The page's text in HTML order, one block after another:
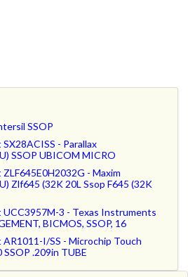
SSOP
- Parallax
SSOP UBICOM MICRO
- Maxim
Zlf645 (32K 20L Ssop F645 (32K
UCC3957M-3 - Texas Instruments
BICMOS, SSOP, 16
I/SS - Microchip Touch
.209in TUBE